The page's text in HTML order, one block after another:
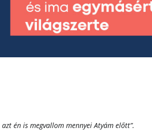
én is megvallom mennyei Atyám előtt”.